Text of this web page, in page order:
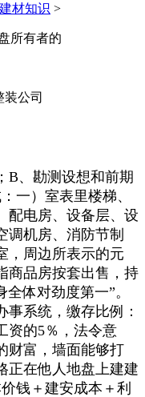
材知识 >
所有者的
公司
、勘测设想和前期
一）室表里楼梯、
配电房、设备层、设
调机房、消防节制
，周边所表示的元
商品房按套出售，持
体对劲度第一”。
系统，缴存比例：
资的5％，法令意
财富，墙面能够打
正在他人地盘上建建
钱＋建安成本＋利